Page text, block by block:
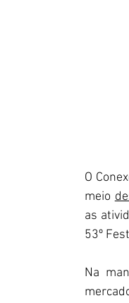
O
meio
as
53º
Na